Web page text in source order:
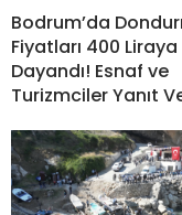
Bodrum’da
Fiyatları 400 Liraya
Dayandı! Esnaf ve
Turizmciler Yanıt